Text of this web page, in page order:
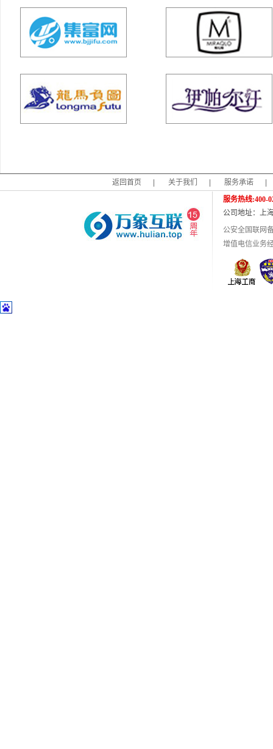
返回首页 关于我们 服务承诺
服务热线:400-
公司地址：上
公安全国联网
增值电信业务